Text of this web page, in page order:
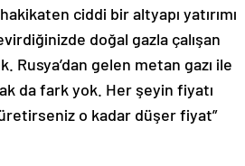
ciddi bir altyapı yatırımı
doğal gazla çalışan
gelen metan gazı ile
da fark yok. Her şeyin fiyatı
o kadar düşer fiyat”